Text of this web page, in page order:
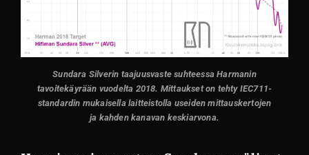
Sundara Silverin taajuusvaste suhteessa Harmanin
tavoitekäyrään vuodelta 2018. Mittaukset on tehty IEC711-
standardin mukaisella laitteistolla useiden mittauskertojen
ja kahden kanavan keskiarvona.